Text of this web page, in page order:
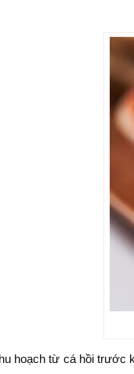
hoạch từ cá hồi trước